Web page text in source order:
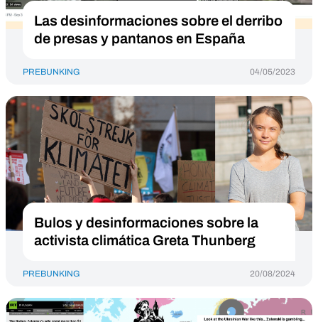
Las desinformaciones sobre el derribo
de presas y pantanos en España
PREBUNKING 04/05/2023
Bulos y desinformaciones sobre la
activista climática Greta Thunberg
PREBUNKING 20/08/2024